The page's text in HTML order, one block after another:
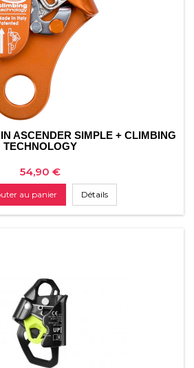
ASCENDER SIMPLE + CLIMBING
TECHNOLOGY
Prix
54,90 €
au panier Détails